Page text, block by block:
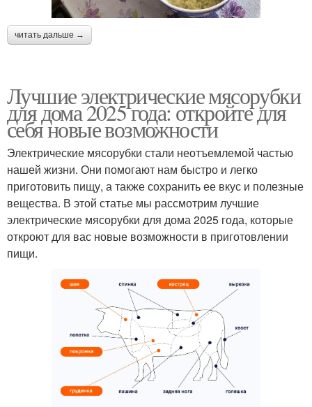
читать дальше →
Лучшие электрические мясорубки
для дома 2025 года: откройте для
себя новые возможности
Электрические мясорубки стали неотъемлемой частью
нашей жизни. Они помогают нам быстро и легко
приготовить пищу, а также сохранить ее вкус и полезные
вещества. В этой статье мы рассмотрим лучшие
электрические мясорубки для дома 2025 года, которые
откроют для вас новые возможности в приготовлении
пищи.